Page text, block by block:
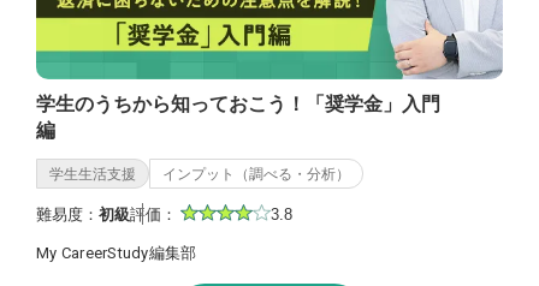
学生のうちから知っておこう！「奨学金」入門
編
学生生活支援 インプット（調べる・分析）
難易度： 初級評価： 3.8
My CareerStudy編集部